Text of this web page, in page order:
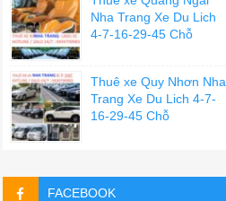
Nha Trang Xe Du Lich
4-7-16-29-45 Chỗ
Thuê xe Quy Nhơn Nha
Trang Xe Du Lich 4-7-
16-29-45 Chỗ
FACEBOOK